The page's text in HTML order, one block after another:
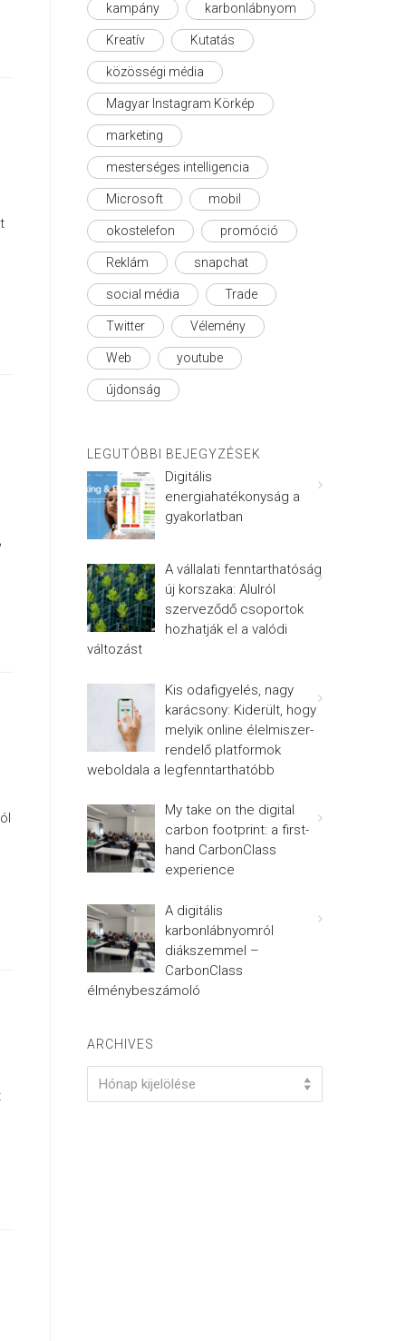
kampány karbonlábnyom
Kreatív Kutatás
közösségi média
Magyar Instagram Körkép
marketing
mesterséges intelligencia
Microsoft mobil
okostelefon promóció
Reklám snapchat
social média Trade
Twitter Vélemény
Web youtube
újdonság
LEGUTÓBBI BEJEGYZÉSEK
Digitális
energiahatékonyság a
gyakorlatban
A vállalati fenntarthatóság
új korszaka: Alulról
szerveződő csoportok
hozhatják el a valódi
változást
Kis odafigyelés, nagy
karácsony: Kiderült, hogy
melyik online élelmiszer-
rendelő platformok
weboldala a legfenntarthatóbb
My take on the digital
carbon footprint: a first-
hand CarbonClass
experience
A digitális
karbonlábnyomról
diákszemmel –
CarbonClass
élménybeszámoló
ARCHIVES
Hónap kijelölése